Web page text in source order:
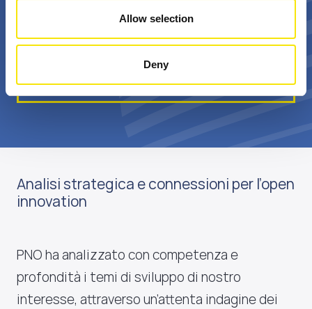
Allow selection
Deny
sovvenzione realizzata
Scopri di più su di noi
Analisi strategica e connessioni per l’open
innovation
PNO ha analizzato con competenza e
profondità i temi di sviluppo di nostro
interesse, attraverso un’attenta indagine dei